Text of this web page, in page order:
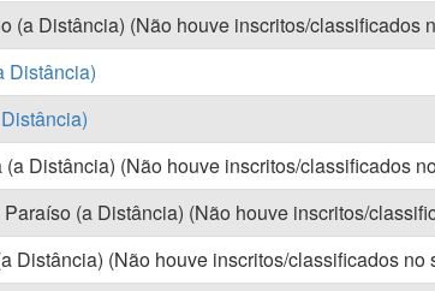
(a Distância) (Não houve inscritos/classificados
Distância)
Distância) (Não houve inscritos/classificados
(a Distância) (Não houve inscritos/
Distância) (Não houve inscritos/classificados no